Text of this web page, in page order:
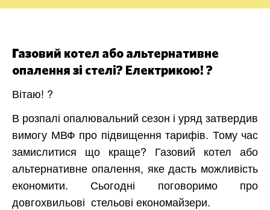
Газовий котел або альтернативне
опалення зі стелі? Електрикою! ?
Вітаю! ?
В розпалі опалювальний сезон і уряд затвердив
вимогу МВФ про підвищення тарифів. Тому час
замислитися що краще? Газовий котел або
альтернативне опалення, яке дасть можливість
економити. Сьогодні поговоримо про
довгохвильові стельові економайзери.
Область
Замовити